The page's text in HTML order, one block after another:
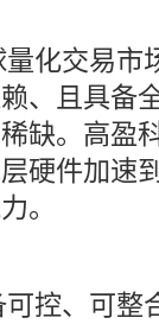
化交易市
、且具备
缺。高盈
硬件加速
。
控、可整